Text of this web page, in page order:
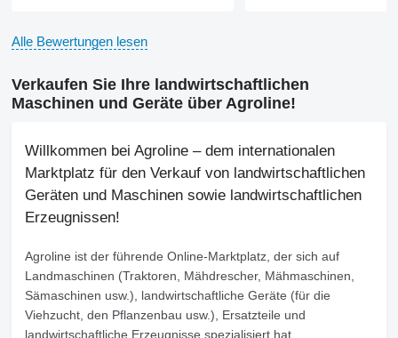
Alle Bewertungen lesen
Verkaufen Sie Ihre landwirtschaftlichen
Maschinen und Geräte über Agroline!
Willkommen bei Agroline – dem internationalen
Marktplatz für den Verkauf von landwirtschaftlichen
Geräten und Maschinen sowie landwirtschaftlichen
Erzeugnissen!
Agroline ist der führende Online-Marktplatz, der sich auf
Landmaschinen (Traktoren, Mähdrescher, Mähmaschinen,
Sämaschinen usw.), landwirtschaftliche Geräte (für die
Viehzucht, den Pflanzenbau usw.), Ersatzteile und
landwirtschaftliche Erzeugnisse spezialisiert hat.